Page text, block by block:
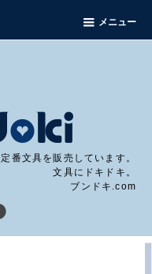
メニュー
番文具を販売しています。
文具にドキドキ。
ブンドキ.com